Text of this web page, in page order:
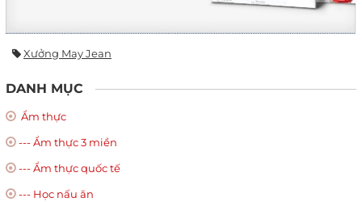
Xưởng May Jean
DANH MỤC
Ẩm thực
--- Ẩm thực 3 miền
--- Ẩm thực quốc tế
--- Học nấu ăn